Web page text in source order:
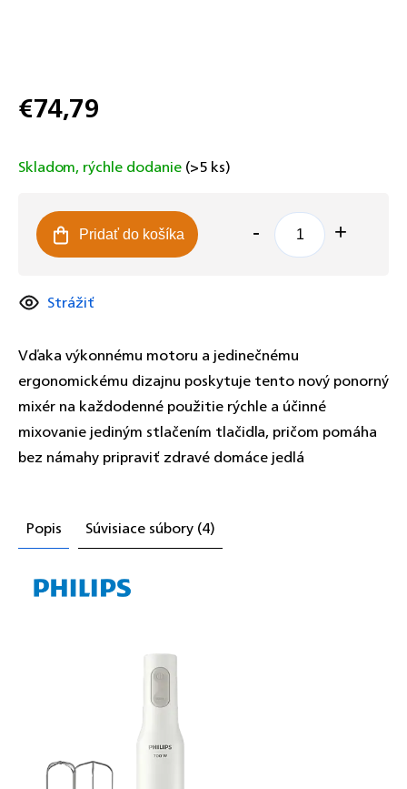
€74,79
cena:
Skladom, rýchle dodanie(>5 ks)
Pridať do košíka
Vďaka výkonnému motoru a jedinečnému
ergonomickému dizajnu poskytuje tento nový ponorný
mixér na každodenné použitie rýchle a účinné
mixovanie jediným stlačením tlačidla, pričom pomáha
bez námahy pripraviť zdravé domáce jedlá
Strážiť
Popis Súvisiace súbory (4)